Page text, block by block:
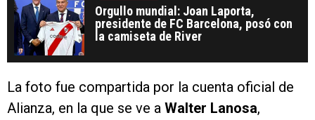
Orgullo mundial: Joan Laporta,
presidente de FC Barcelona, posó con
la camiseta de River
La foto fue compartida por la cuenta oficial de
Alianza, en la que se ve a Walter Lanosa,